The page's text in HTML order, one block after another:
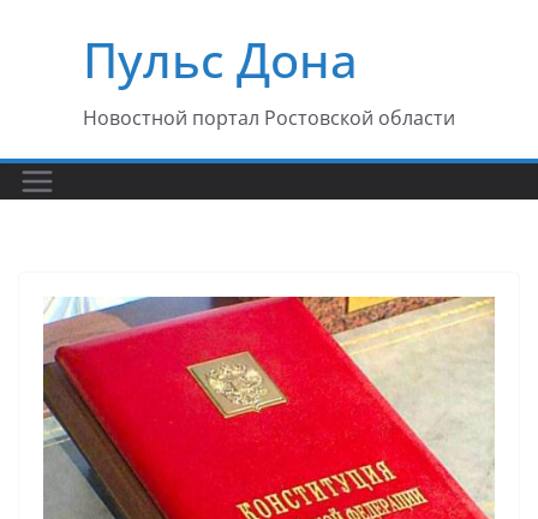
содержимомуПульс Дона
Новостной портал Ростовской области